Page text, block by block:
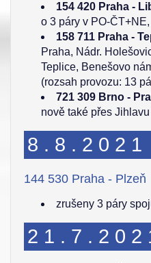
154 420 Praha -
o 3 páry v PO-
158 711 Praha -
Praha, Nádr.
Teplice, Benešovo
(rozsah provozu: 13
721 309 Brno -
nově také přes Jihlavu
8.8.2021
144 530 Praha - Plzeň
zrušeny 3 páry